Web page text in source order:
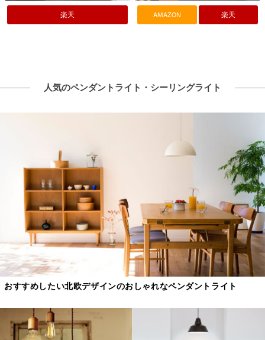
楽天 AMAZON 楽天
人気のペンダントライト・シーリングライト
おすすめしたい北欧デザインのおしゃれなペンダントライト